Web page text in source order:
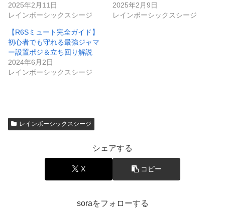
2025年2月11日
レインボーシックスシージ
2025年2月9日
レインボーシックスシージ
【R6Sミュート完全ガイド】
初心者でも守れる最強ジャマ
ー設置ポジ＆立ち回り解説
2024年6月2日
レインボーシックスシージ
レインボーシックスシージ
シェアする
X コピー
soraをフォローする